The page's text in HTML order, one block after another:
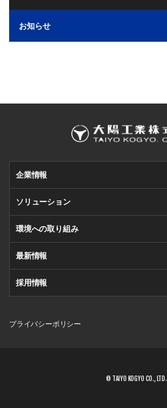
お知らせ
企業情報
ソリューション
環境への取り組み
最新情報
採用情報
プライバシーポリシー
© TAIYO KOGYO CO., LTD.